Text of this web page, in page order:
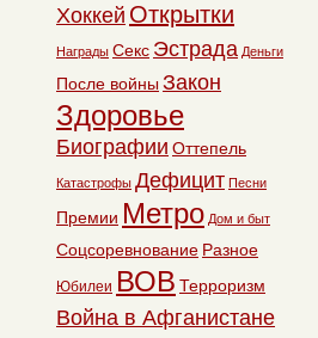
Хоккей Открытки
Награды Секс Эстрада Деньги
После войны Закон
Здоровье
Биографии Оттепель
Катастрофы Дефицит Песни
Премии Метро Дом и быт
Соцсоревнование Разное
Юбилеи ВОВ Терроризм
Война в Афганистане